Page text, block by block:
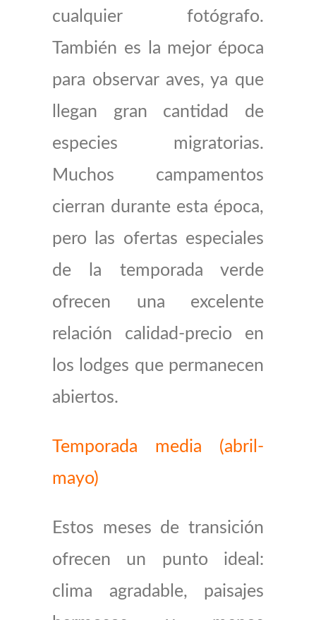
cualquier fotógrafo.
También es la mejor época
para observar aves, ya que
llegan gran cantidad de
especies migratorias.
Muchos campamentos
cierran durante esta época,
pero las ofertas especiales
de la temporada verde
ofrecen una excelente
relación calidad-precio en
los lodges que permanecen
abiertos.
Temporada media (abril-
mayo)
Estos meses de transición
ofrecen un punto ideal:
clima agradable, paisajes